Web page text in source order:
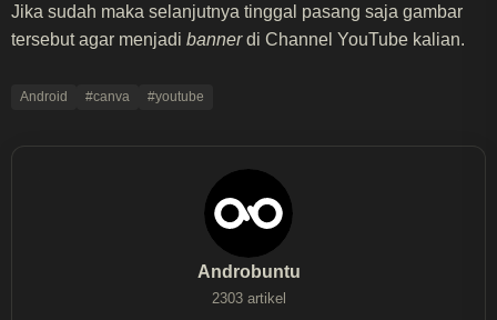
Jika sudah maka selanjutnya tinggal pasang saja gambar
tersebut agar menjadi bannerdi Channel YouTube kalian.
Android #canva #youtube
Androbuntu
2303 artikel